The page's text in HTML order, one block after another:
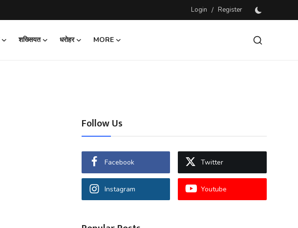
Login / Register
शख्सियत धरोहर
MORE
Follow Us
Facebook Twitter
Instagram Youtube